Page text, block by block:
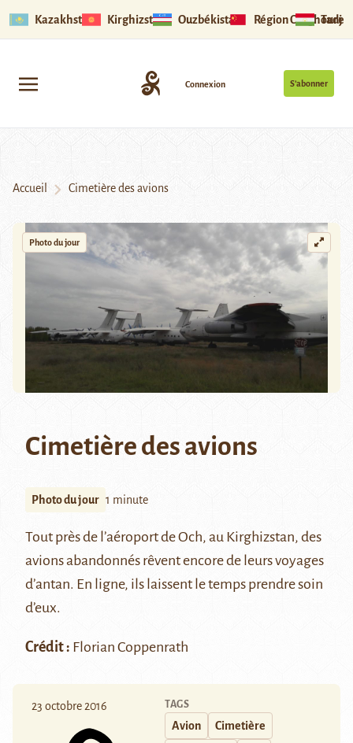
Kazakhstan Kirghizstan Ouzbékistan Région Ouïghoure
S’abonner
Connexion
Accueil Cimetière des avions
Photo du jour
Cimetière des avions
Photo du jour 1 minute
Tout près de l’aéroport de Och, au Kirghizstan, des
avions abandonnés rêvent encore de leurs voyages
d’antan. En ligne, ils laissent le temps prendre soin
d’eux.
Crédit : Florian Coppenrath
23 octobre 2016 TAGS
Avion Cimetière